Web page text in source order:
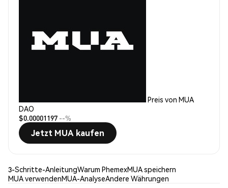
Preis von MUA
DAO
$0.00001197 --%
Jetzt MUA kaufen
3-Schritte-AnleitungWarum PhemexMUA speichern
MUA verwendenMUA-AnalyseAndere Währungen